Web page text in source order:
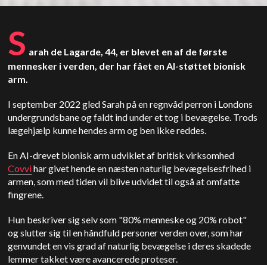
S arah de Lagarde, 44, er blevet en af de første
mennesker i verden, der har fået en AI-støttet bionisk
arm.
I september 2022 gled Sarah på en regnvåd perron i Londons
undergrundsbane og faldt ind under et tog i bevægelse. Trods
lægehjælp kunne hendes arm og ben ikke reddes.
En AI-drevet bionisk arm udviklet af britisk virksomhed
Covvihar givet hende en næsten naturlig bevægelsesfrihed i
armen, som med tiden vil blive udvidet til også at omfatte
fingrene.
Hun beskriver sig selv som "80% menneske og 20% robot"
og slutter sig til en håndfuld personer verden over, som har
genvundet en vis grad af naturlig bevægelse i deres skadede
lemmer takket være avancerede proteser.